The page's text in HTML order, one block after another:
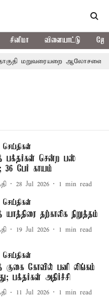
சினிமா விளையாட்டு
மறுவரையறை ஆலோசனைக்
செய்திகள்
பக்தர்கள் சென்ற பஸ்
36 பேர் காயம்
28 Jul 2026 1 min read
செய்திகள்
யாத்திரை தற்காலிக நிறுத்தம்
19 Jul 2026 1 min read
செய்திகள்
குகை கோவில் பனி லிங்கம்
பக்தர்கள் அதிர்ச்சி
11 Jul 2026 1 min read